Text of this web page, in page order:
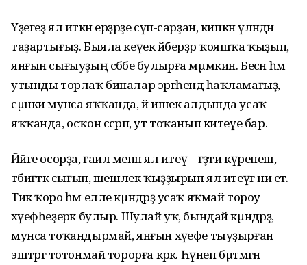
Үҙегеҙ ял иткән ерҙәрҙе сүп-сарҙан, кипкән үләндән
таҙартығыҙ. Быяла кеүек әйберҙәр ҡояшҡа ҡыҙып,
янғын сығыуҙың сәбәбе булырға мµмкин. Бесән һәм
утынды торлаҡ биналар эргәһендә һаҡламағыҙ,
сµнки мунса яҡҡанда, йә ишек алдында усаҡ
яҡҡанда, осҡон сәсрәп, ут тоҡанып китеүе бар.
Йәйге осорҙа, ғаилә менән ял итеү – ғәҙәти күренеш,
тәбиғәткә сығып, шешлек ҡыҙҙырып ял итеүгә ни етә.
Тик ҡоро һәм елле кµндәрҙә усаҡ яҡмай тороу
хәүефһеҙерәк булыр. Шулай уҡ, бындай кµндәрҙә,
мунса тоҡандырмай, янғын хәүефе тыуҙырған
эштәргә тотонмай торорға кәрәк. Һүнеп бµтмәгән